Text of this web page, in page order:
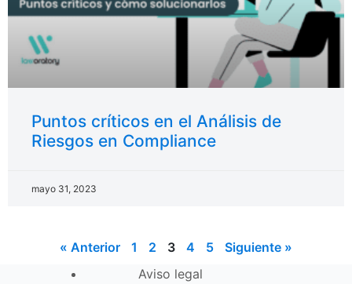
Puntos críticos en el Análisis de
Riesgos en Compliance
mayo 31, 2023
« Anterior 1 2 3 4 5
Siguiente »
Aviso legal